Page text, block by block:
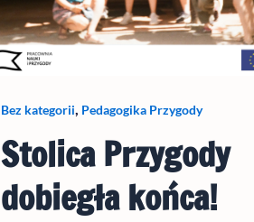
Bez kategorii, Pedagogika Przygody
Stolica Przygody
dobiegła końca!